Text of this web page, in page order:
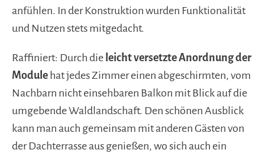
anfühlen. In der Konstruktion wurden Funktionalität
und Nutzen stets mitgedacht.
Raffiniert: Durch die leicht versetzte Anordnung der
Module hat jedes Zimmer einen abgeschirmten, vom
Nachbarn nicht einsehbaren Balkon mit Blick auf die
umgebende Waldlandschaft. Den schönen Ausblick
kann man auch gemeinsam mit anderen Gästen von
der Dachterrasse aus genießen, wo sich auch ein